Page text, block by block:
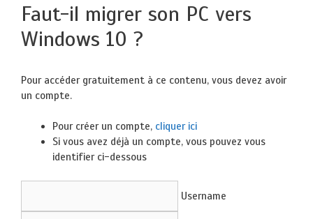
Faut-il migrer son PC vers
Windows 10 ?
Pour accéder gratuitement à ce contenu, vous devez avoir
un compte.
Pour créer un compte, cliquer ici
Si vous avez déjà un compte, vous pouvez vous
identifier ci-dessous
Username